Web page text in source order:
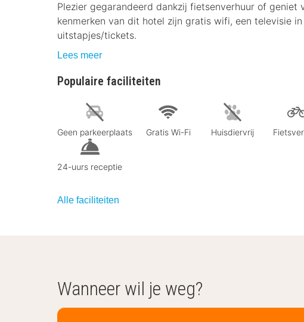
Plezier gegarandeerd dankzij fietsenverhuur of
kenmerken van dit hotel zijn gratis wifi, een televisie
uitstapjes/tickets.
Lees meer
Populaire faciliteiten
Geen parkeerplaats Gratis Wi-Fi Huisdiervrij
24-uurs receptie
Alle faciliteiten
Wanneer wil je weg?